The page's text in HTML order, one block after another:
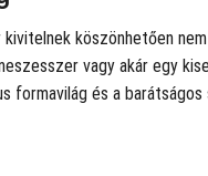
kivitelnek köszönhetően
vagy akár egy
formavilág és a